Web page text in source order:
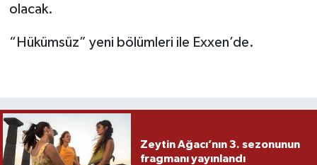
olacak.
“Hükümsüz” yeni bölümleri ile Exxen’de.
Zeytin Ağacı’nın 3. sezonunun
fragmanı yayınlandı